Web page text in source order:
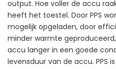
output. Hoe voller de accu
heeft het toestel. Door PPS
mogelijk opgeladen, door
minder warmte
accu langer in een goede
levensduur van de accu. PPS